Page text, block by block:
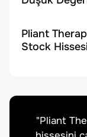
Pliant
Stock
"Pliant